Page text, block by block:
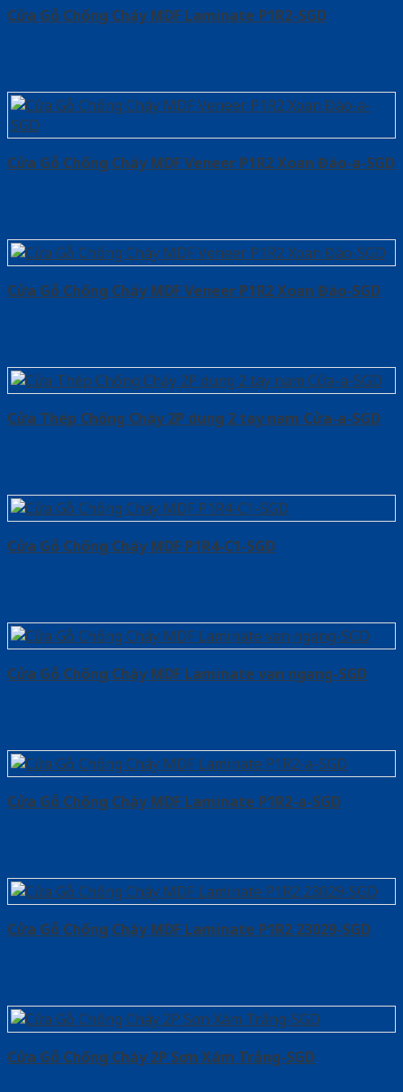
Cửa Gỗ Chống Cháy MDF Laminate P1R2-SGD
Cửa Gỗ Chống Cháy MDF Veneer P1R2 Xoan Đào-a-SGD
Cửa Gỗ Chống Cháy MDF Veneer P1R2 Xoan Đào-SGD
Cửa Thép Chống Cháy 2P dung 2 tay nam Cửa-a-SGD
Cửa Gỗ Chống Cháy MDF P1R4-C1-SGD
Cửa Gỗ Chống Cháy MDF Laminate van ngang-SGD
Cửa Gỗ Chống Cháy MDF Laminate P1R2-a-SGD
Cửa Gỗ Chống Cháy MDF Laminate P1R2 23029-SGD
Cửa Gỗ Chống Cháy 2P Sơn Xám Trắng-SGD